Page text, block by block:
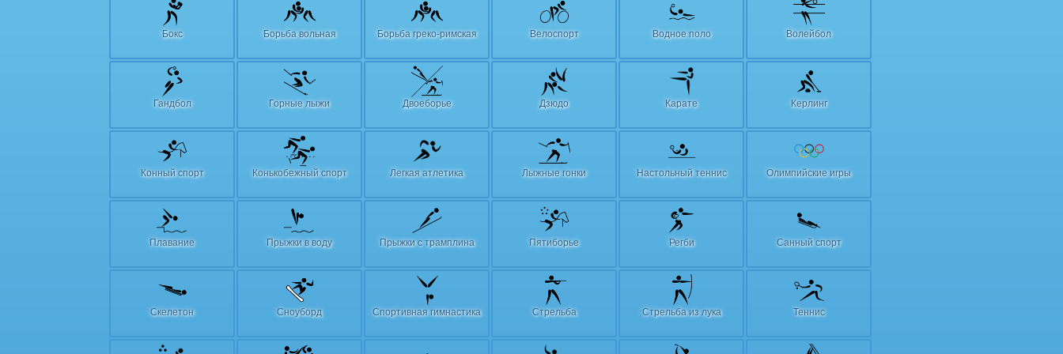
Бокс Борьба вольная Борьба греко-римская Велоспорт Водное поло Волейбол
Гандбол Горные лыжи Двоеборье Дзюдо Карате Керлинг
Конный спорт Конькобежный спорт Легкая атлетика Лыжные гонки Настольный теннис Олимпийские игры
Плавание Прыжки в воду Прыжки с трамплина Пятиборье Регби Санный спорт
Скелетон Сноуборд Спортивная гимнастика Стрельба Стрельба из лука Теннис